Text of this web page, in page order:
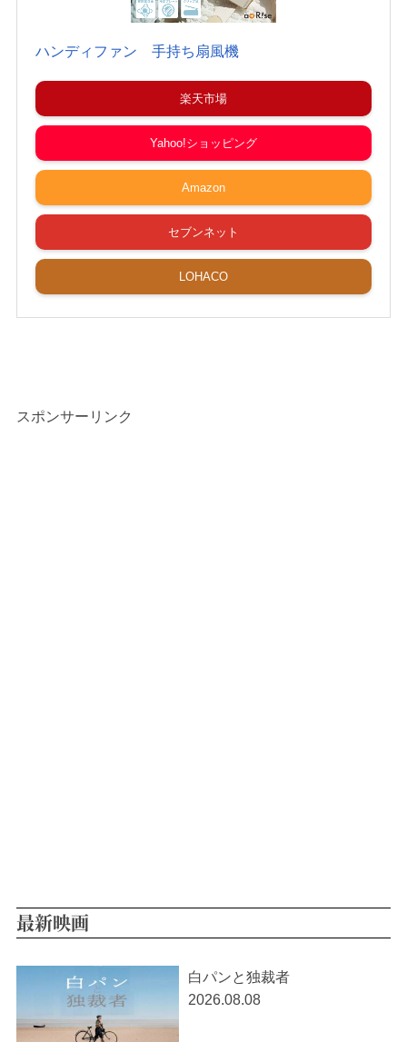
ハンディファン 手持ち扇風機
楽天市場
Yahoo!ショッピング
Amazon
セブンネット
LOHACO
スポンサーリンク
最新映画
白パンと独裁者
2026.08.08